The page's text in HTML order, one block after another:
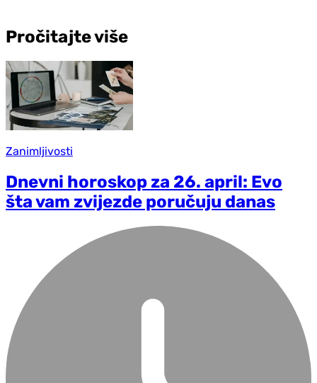
Pročitajte više
Zanimljivosti
Dnevni horoskop za 26. april: Evo
šta vam zvijezde poručuju danas